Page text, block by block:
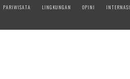
PARIWISATA LINGKUNGAN OPINI